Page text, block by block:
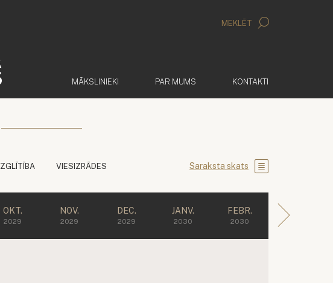
MEKLĒT
MĀKSLINIEKI PAR MUMS KONTAKTI
IZGLĪTĪBA VIESIZRĀDES Saraksta skats
OKT.
2029
NOV.
2029
DEC.
2029
JANV.
2030
FEBR.
2030